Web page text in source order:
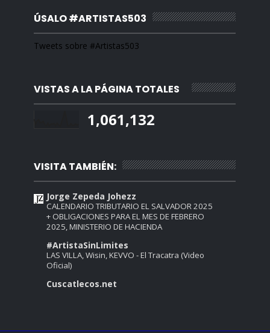
ÚSALO #ARTISTAS503
Tweets sobre #Artistas503
VISTAS A LA PÁGINA TOTALES
1,061,132
VISITA TAMBIÉN:
Jorge Zepeda Johezz
CALENDARIO TRIBUTARIO EL SALVADOR 2025
+ OBLIGACIONES PARA EL MES DE FEBRERO
2025, MINISTERIO DE HACIENDA
#ArtistaSinLimites
LAS VILLA, Wisin, KEVVO - El Tracatra (Video
Oficial)
Cuscatlecos.net